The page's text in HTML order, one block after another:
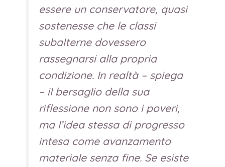
essere un conservatore, quasi
sostenesse che le classi
subalterne dovessero
rassegnarsi alla propria
condizione. In realtà – spiega
– il bersaglio della sua
riflessione non sono i poveri,
ma l’idea stessa di progresso
intesa come avanzamento
materiale senza fine. Se esiste